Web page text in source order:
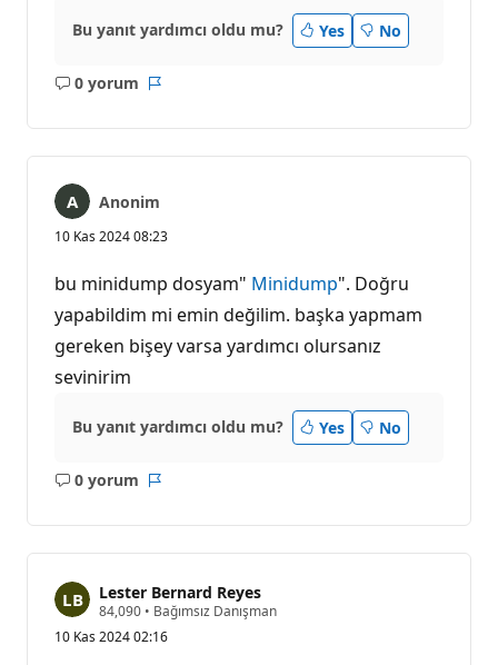
Bu yanıt yardımcı oldu mu? Yes No
0 yorum
Açıklama
Anonim
10 Kas 2024 08:23
bu minidump dosyam" Minidump". Doğru
yapabildim mi emin değilim. başka yapmam
gereken bişey varsa yardımcı olursanız
sevinirim
Bu yanıt yardımcı oldu mu? Yes No
0 yorum
Açıklama
Lester Bernard Reyes
84,090 S
y
• Bağımsız Danışman
10 Kas 2024 02:16